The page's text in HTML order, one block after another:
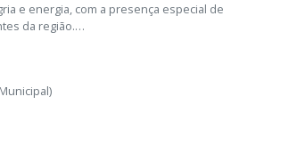
e energia, com a presença especial de
da região.